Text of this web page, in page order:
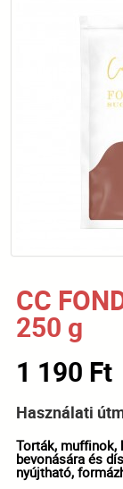
CC
250 g
1 190 Ft
Használati
Torták, muffinok,
bevonására és
nyújtható,